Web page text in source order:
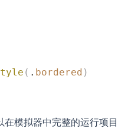
( . bordered )
在模拟器中完整的运行项